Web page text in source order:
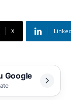
X
Google